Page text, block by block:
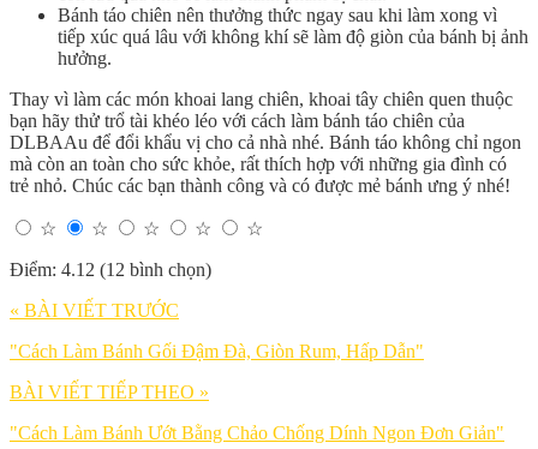
Bánh táo chiên nên thưởng thức ngay sau khi làm xong vì
tiếp xúc quá lâu với không khí sẽ làm độ giòn của bánh bị ảnh
hưởng.
Thay vì làm các món khoai lang chiên, khoai tây chiên quen thuộc
bạn hãy thử trổ tài khéo léo với cách làm bánh táo chiên của
DLBAAu để đổi khẩu vị cho cả nhà nhé. Bánh táo không chỉ ngon
mà còn an toàn cho sức khỏe, rất thích hợp với những gia đình có
trẻ nhỏ. Chúc các bạn thành công và có được mẻ bánh ưng ý nhé!
☆ ☆ ☆ ☆
☆
Điểm: 4.12 (12 bình chọn)
« BÀI VIẾT TRƯỚC
"Cách Làm Bánh Gối Đậm Đà, Giòn Rum, Hấp Dẫn"
BÀI VIẾT TIẾP THEO »
"Cách Làm Bánh Ướt Bằng Chảo Chống Dính Ngon Đơn Giản"